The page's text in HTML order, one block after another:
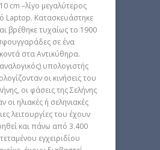
cm –λίγο μεγαλύτερος
Laptop. Κατασκευάστηκε
βρέθηκε τυχαίως το 1900
σε ένα
στα Αντικύθηρα.
υπολογιστής
οι κινήσεις του
οι φάσεις της Σελήνης
οι ηλιακές ή σεληνιακές
λειτουργίες του έχουν
και πάνω από 3.400
εγχειριδίου